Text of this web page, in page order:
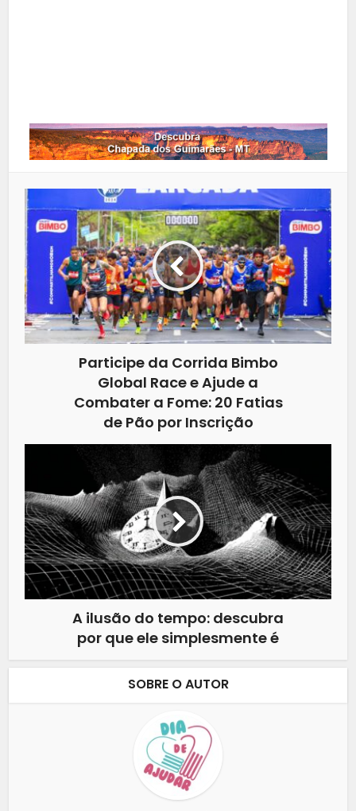
Participe da Corrida Bimbo
Global Race e Ajude a
Combater a Fome: 20 Fatias
de Pão por Inscrição
A ilusão do tempo: descubra
por que ele simplesmente é
SOBRE O AUTOR